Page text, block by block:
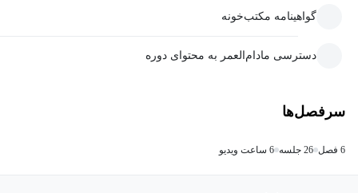
گواهینامه مکتب‌خونه
دسترسی مادام‌العمر به محتوای دوره
سرفصل‌ها
6 فصل 26 جلسه 6 ساعت ویدیو